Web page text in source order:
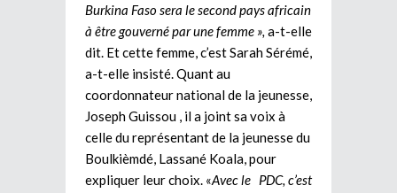
Burkina Faso sera le second pays africain
à être gouverné par une femme », a-t-elle
dit. Et cette femme, c’est Sarah Sérémé,
a-t-elle insisté. Quant au
coordonnateur national de la jeunesse,
Joseph Guissou , il a joint sa voix à
celle du représentant de la jeunesse du
Boulkièmdé, Lassané Koala, pour
expliquer leur choix. «Avec le PDC, c’est